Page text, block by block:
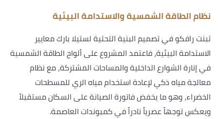
نظام الطاقة الشمسية والاستدامة البيئية
تبنت رافكو في تصميم البنية التحتية لستيلا بارك معايير
الاستدامة البيئية، فاعتمد المشروع على ألواح الطاقة الشمسية
في إنارة الشوارع الداخلية والمساحات المشتركة، مع نظام
معالجة مياه ذكي لإعادة استخدام مياه الري للمسطحات
الخضراء، وهو ما يخفض فاتورة الصيانة على السكان مستقبلاً
ويعكس توجهاً عصرياً نادراً في كمبوندات العاصمة.